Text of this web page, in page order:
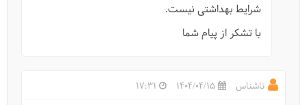
شرایط بهداشتی نیست.
با تشکر از پیام شما
ناشناس 1404/04/15
17:31